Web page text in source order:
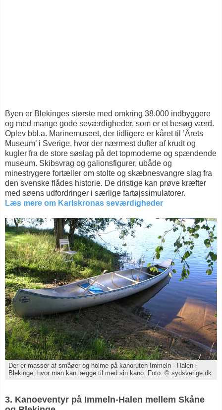
Byen er Blekinges største med omkring 38.000 indbyggere
og med mange gode seværdigheder, som er et besøg værd.
Oplev bbl.a. Marinemuseet, der tidligere er kåret til ’Årets
Museum’ i Sverige, hvor der nærmest dufter af krudt og
kugler fra de store søslag på det topmoderne og spændende
museum. Skibsvrag og galionsfigurer, ubåde og
minestrygere fortæller om stolte og skæbnesvangre slag fra
den svenske flådes historie. De dristige kan prøve kræfter
med søens udfordringer i særlige fartøjssimulatorer.
Læs mere om Karlskronas seværdigheder
Der er masser af småøer og holme på kanoruten Immeln - Halen i
Blekinge, hvor man kan lægge til med sin kano. Foto: © sydsverige.dk
3. Kanoeventyr på Immeln-Halen mellem Skåne